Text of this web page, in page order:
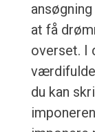
at få
overset. I
du kan